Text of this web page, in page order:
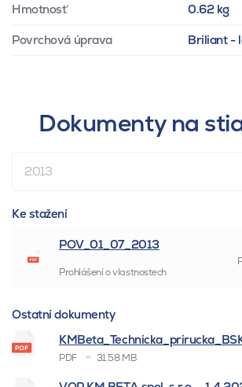
Hmotnosť 0.62 kg
Povrchová úprava Briliant -
Dokumenty na
2013
Ke stažení
POV_01_07_2013
Prohlášení o vlastnostech
Ostatní dokumenty
PDF 31.58 MB